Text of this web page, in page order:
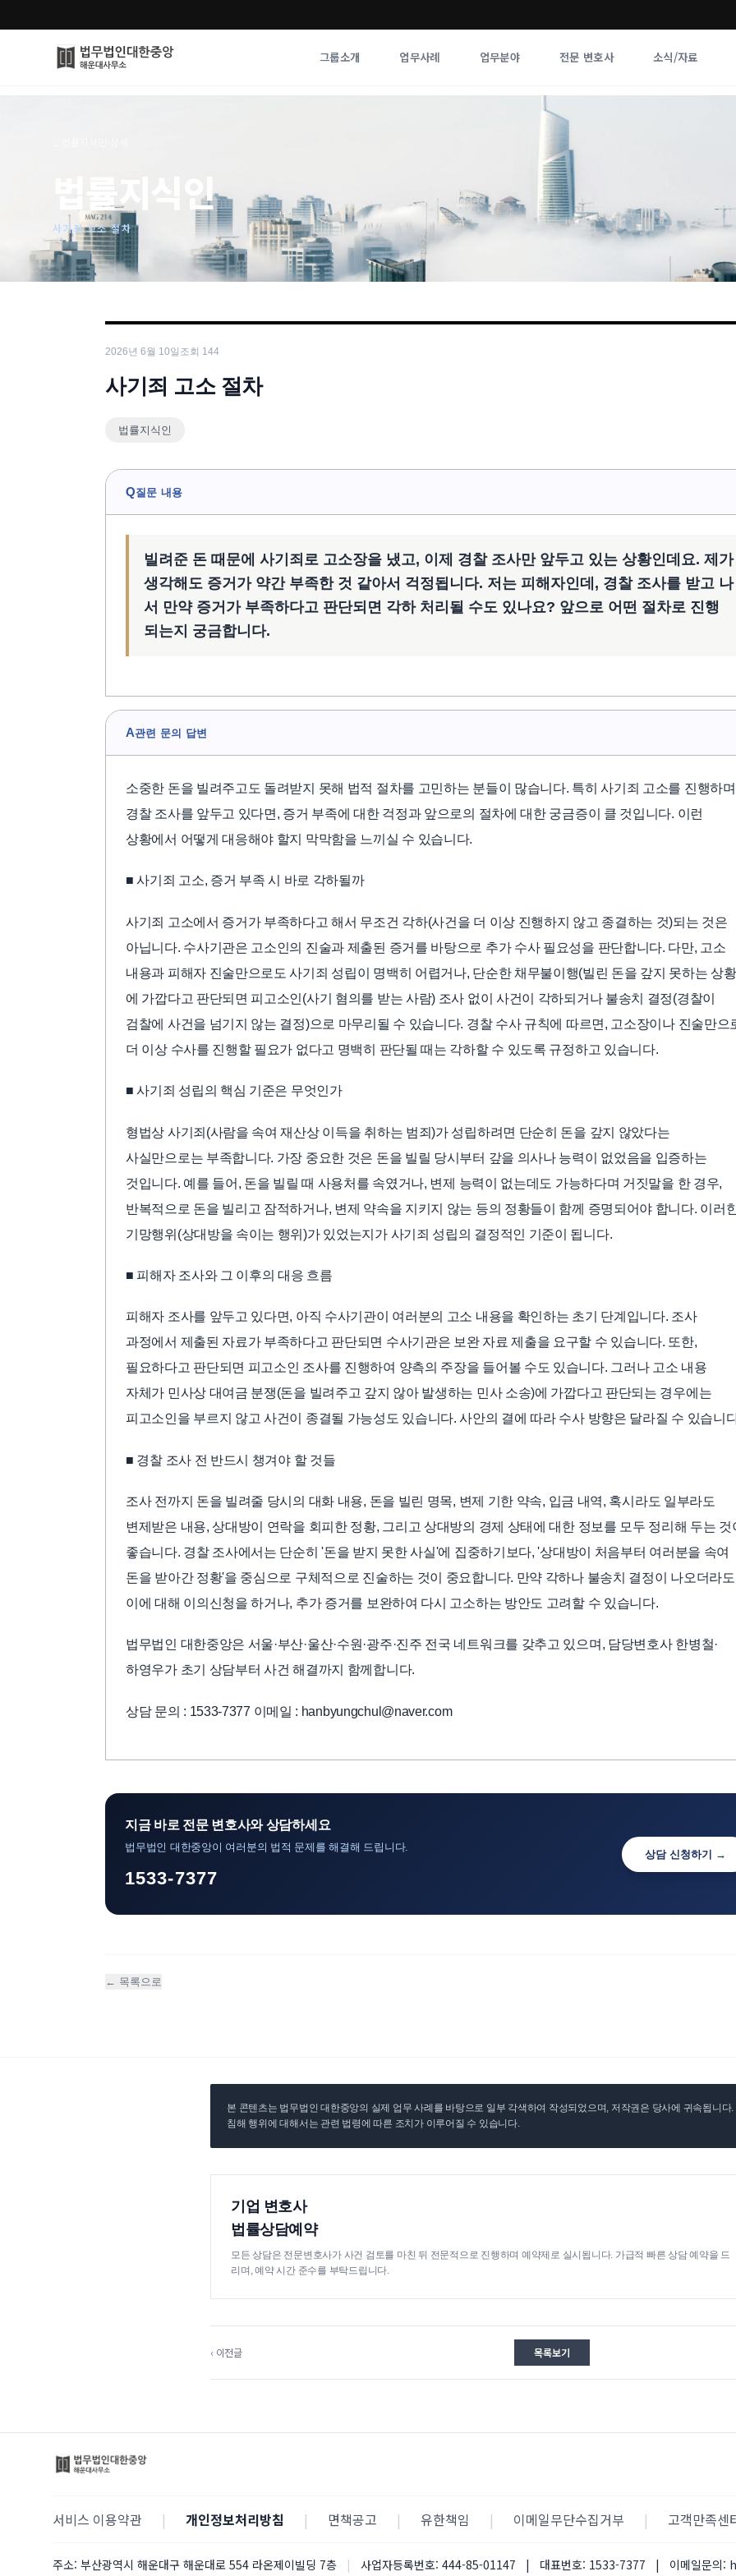
그룹소개 업무사례 업무분야 전문 변호사 소식/자료
사례분석/최신동향
법률정보
법률지식인
고객후기
법률지식인
사기죄 고소 절차
2026년 6월 10일 조회 144
사기죄 고소 절차
법률지식인
Q질문 내용
빌려준 돈 때문에 사기죄로 고소장을 냈고, 이제 경찰 조사만 앞두고 있는 상황인데요. 제가
생각해도 증거가 약간 부족한 것 같아서 걱정됩니다. 저는 피해자인데, 경찰 조사를 받고 나
서 만약 증거가 부족하다고 판단되면 각하 처리될 수도 있나요? 앞으로 어떤 절차로 진행
되는지 궁금합니다.
A관련 문의 답변
소중한 돈을 빌려주고도 돌려받지 못해 법적 절차를 고민하는 분들이 많습니다. 특히 사기죄 고소를 진행하며
경찰 조사를 앞두고 있다면, 증거 부족에 대한 걱정과 앞으로의 절차에 대한 궁금증이 클 것입니다. 이런
상황에서 어떻게 대응해야 할지 막막함을 느끼실 수 있습니다.
■ 사기죄 고소, 증거 부족 시 바로 각하될까
사기죄 고소에서 증거가 부족하다고 해서 무조건 각하(사건을 더 이상 진행하지 않고 종결하는 것)되는 것은
아닙니다. 수사기관은 고소인의 진술과 제출된 증거를 바탕으로 추가 수사 필요성을 판단합니다. 다만, 고소
내용과 피해자 진술만으로도 사기죄 성립이 명백히 어렵거나, 단순한 채무불이행(빌린 돈을 갚지 못하는 상
에 가깝다고 판단되면 피고소인(사기 혐의를 받는 사람) 조사 없이 사건이 각하되거나 불송치 결정(경찰이
검찰에 사건을 넘기지 않는 결정)으로 마무리될 수 있습니다. 경찰 수사 규칙에 따르면, 고소장이나 진술만으
더 이상 수사를 진행할 필요가 없다고 명백히 판단될 때는 각하할 수 있도록 규정하고 있습니다.
■ 사기죄 성립의 핵심 기준은 무엇인가
형법상 사기죄(사람을 속여 재산상 이득을 취하는 범죄)가 성립하려면 단순히 돈을 갚지 않았다는
사실만으로는 부족합니다. 가장 중요한 것은 돈을 빌릴 당시부터 갚을 의사나 능력이 없었음을 입증하는
것입니다. 예를 들어, 돈을 빌릴 때 사용처를 속였거나, 변제 능력이 없는데도 가능하다며 거짓말을 한 경우,
반복적으로 돈을 빌리고 잠적하거나, 변제 약속을 지키지 않는 등의 정황들이 함께 증명되어야 합니다. 이러
기망행위(상대방을 속이는 행위)가 있었는지가 사기죄 성립의 결정적인 기준이 됩니다.
■ 피해자 조사와 그 이후의 대응 흐름
피해자 조사를 앞두고 있다면, 아직 수사기관이 여러분의 고소 내용을 확인하는 초기 단계입니다. 조사
과정에서 제출된 자료가 부족하다고 판단되면 수사기관은 보완 자료 제출을 요구할 수 있습니다. 또한,
필요하다고 판단되면 피고소인 조사를 진행하여 양측의 주장을 들어볼 수도 있습니다. 그러나 고소 내용
자체가 민사상 대여금 분쟁(돈을 빌려주고 갚지 않아 발생하는 민사 소송)에 가깝다고 판단되는 경우에는
피고소인을 부르지 않고 사건이 종결될 가능성도 있습니다. 사안의 결에 따라 수사 방향은 달라질 수 있습니
■ 경찰 조사 전 반드시 챙겨야 할 것들
조사 전까지 돈을 빌려줄 당시의 대화 내용, 돈을 빌린 명목, 변제 기한 약속, 입금 내역, 혹시라도 일부라도
변제받은 내용, 상대방이 연락을 회피한 정황, 그리고 상대방의 경제 상태에 대한 정보를 모두 정리해 두는 것
좋습니다. 경찰 조사에서는 단순히 '돈을 받지 못한 사실'에 집중하기보다, '상대방이 처음부터 여러분을 속여
돈을 받아간 정황'을 중심으로 구체적으로 진술하는 것이 중요합니다. 만약 각하나 불송치 결정이 나오더라도
이에 대해 이의신청을 하거나, 추가 증거를 보완하여 다시 고소하는 방안도 고려할 수 있습니다.
법무법인 대한중앙은 서울·부산·울산·수원·광주·진주 전국 네트워크를 갖추고 있으며, 담당변호사 한병철·
하영우가 초기 상담부터 사건 해결까지 함께합니다.
상담 문의 : 1533-7377 이메일 : hanbyungchul@naver.com
지금 바로 전문 변호사와 상담하세요
법무법인 대한중앙이 여러분의 법적 문제를 해결해 드립니다.
1533-7377
상담 신청하기 →
← 목록으로
본 콘텐츠는 법무법인 대한중앙의 실제 업무 사례를 바탕으로 일부 각색하여 작성되었으며, 저작권은 당사에 귀속됩니다
침해 행위에 대해서는 관련 법령에 따른 조치가 이루어질 수 있습니다.
기업 변호사
법률상담예약
모든 상담은 전문변호사가 사건 검토를 마친 뒤 전문적으로 진행하며 예약제로 실시됩니다. 가급적 빠른 상담 예약을 드
리며, 예약 시간 준수를 부탁드립니다.
‹ 이전글 목록보기
서비스 이용약관 | 개인정보처리방침 | 면책공고 | 유한책임 | 이메일무단수집거부 | 고객만족센
주소: 부산광역시 해운대구 해운대로 554 라온제이빌딩 7층 | 사업자등록번호: 444-85-01147 | 대표번호: 1533-7377 | 이메일문의: